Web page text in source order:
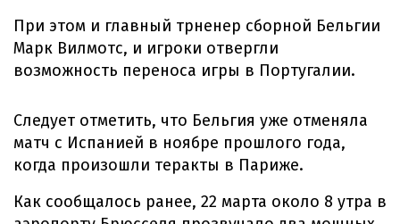
При этом и главный трненер сборной Бельгии
Марк Вилмотс, и игроки отвергли
возможность переноса игры в Португалии.
Следует отметить, что Бельгия уже отменяла
матч с Испанией в ноябре прошлого года,
когда произошли теракты в Париже.
Как сообщалось ранее, 22 марта около 8 утра в